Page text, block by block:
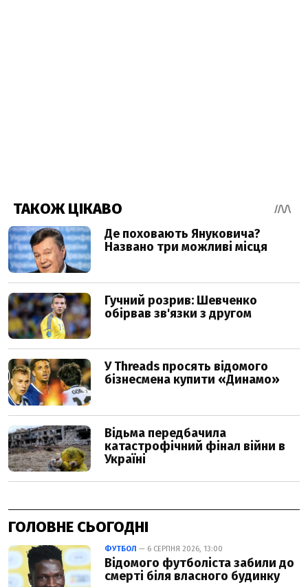
ГОЛОВНЕ СЬОГОДНІ
ФУТБОЛ — 6 СЕРПНЯ 2026, 13:00
Відомого футболіста забили до
смерті біля власного будинку